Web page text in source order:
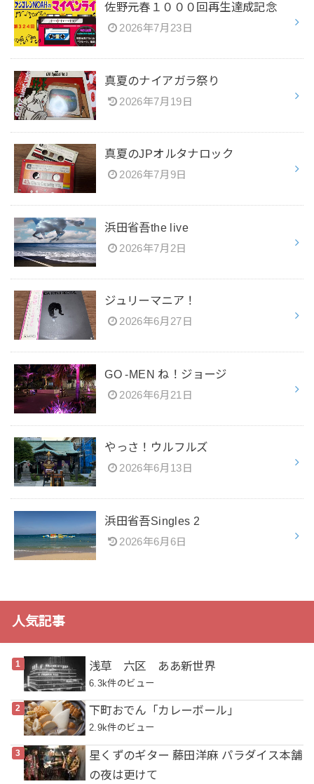
佐野元春１０００回再生達成記念
2026年7月23日
真夏のナイアガラ祭り
2026年7月19日
真夏のJPオルタナロック
2026年7月9日
浜田省吾the live
2026年7月2日
ジュリーマニア！
2026年6月27日
GO -MEN ね！ジョージ
2026年6月21日
やっさ！ウルフルズ
2026年6月13日
浜田省吾Singles 2
2026年6月6日
人気記事
浅草 六区 ああ新世界
6.3k件のビュー
下町おでん「カレーボール」
2.9k件のビュー
星くずのギター 藤田洋麻 パラダイス本舗
の夜は更けて